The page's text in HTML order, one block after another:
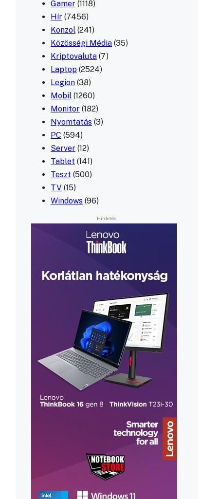
Gamer (1118)
Hír (7456)
Konzol (241)
Közösségi Média (35)
Kriptovaluta (7)
Laptop (2524)
Legion (38)
Mobil (1260)
Monitor (182)
Nyomtatás (3)
PC (594)
Server (12)
Tablet (141)
Teszt (500)
TV (15)
Windows (96)